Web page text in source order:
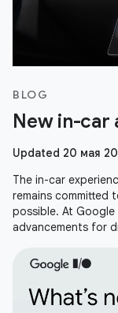
BLOG
New in-car
Updated 20 мая
The in-car
remains committed
possible. At
advancements for